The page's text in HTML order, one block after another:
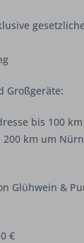
Großgeräte:
bis 100
km um
Glühwein &
€